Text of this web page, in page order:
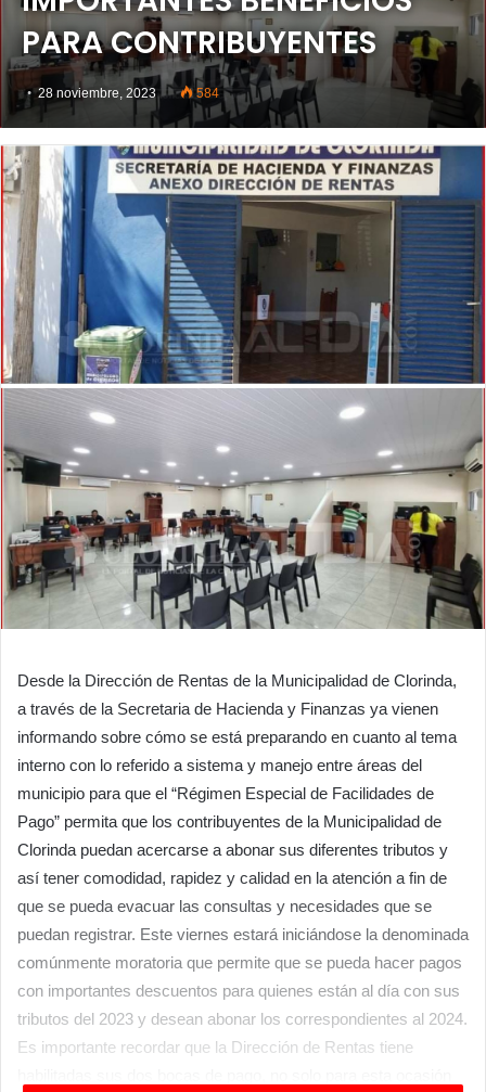
PARA CONTRIBUYENTES
28 noviembre, 2023 584
Desde la Dirección de Rentas de la Municipalidad de Clorinda,
a través de la Secretaria de Hacienda y Finanzas ya vienen
informando sobre cómo se está preparando en cuanto al tema
interno con lo referido a sistema y manejo entre áreas del
municipio para que el “Régimen Especial de Facilidades de
Pago” permita que los contribuyentes de la Municipalidad de
Clorinda puedan acercarse a abonar sus diferentes tributos y
así tener comodidad, rapidez y calidad en la atención a fin de
que se pueda evacuar las consultas y necesidades que se
puedan registrar. Este viernes estará iniciándose la denominada
comúnmente moratoria que permite que se pueda hacer pagos
con importantes descuentos para quienes están al día con sus
tributos del 2023 y desean abonar los correspondientes al 2024.
Es importante recordar que la Dirección de Rentas tiene